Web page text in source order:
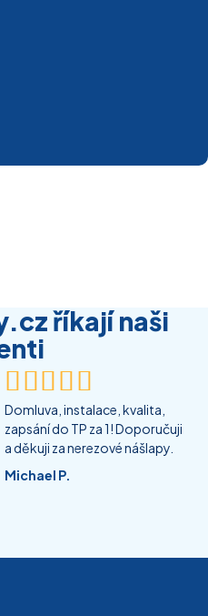
říkají naši

Domluva, instalace, kvalita,
zapsání do TP za 1! Doporučuji
a děkuji za nerezové nášlapy.
Michael P.